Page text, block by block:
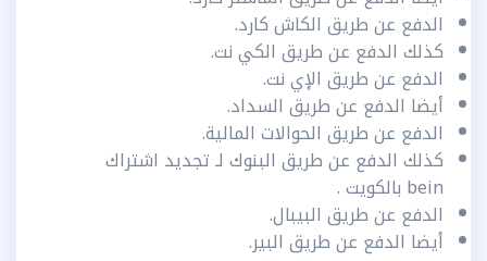
الدفع عن طريق الكاش كارد.
كذلك الدفع عن طريق الكي نت.
الدفع عن طريق الإي نت.
أيضا الدفع عن طريق السداد.
الدفع عن طريق الحوالات المالية.
كذلك الدفع عن طريق البنوك لـ تجديد اشتراك
bein بالكويت .
الدفع عن طريق البيبال.
أيضا الدفع عن طريق البير.